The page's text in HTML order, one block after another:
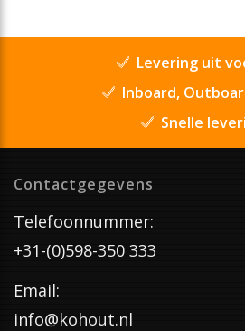
Levering uit
Inboard,
Snelle
Contactgegevens
Telefoonnummer:
+31-(0)598-350 333
Email:
info@kohout.nl